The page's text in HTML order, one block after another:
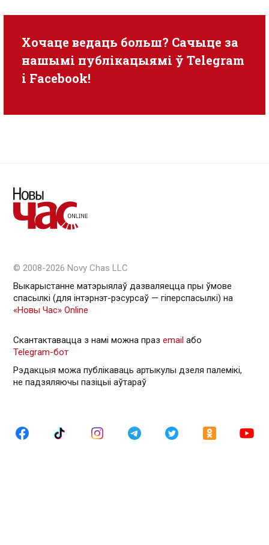
Хочаце ведаць больш? Сачыце за
нашымі публікацыямі ў Telegram
i Facebook!
© 2008-2026 Novy Chas LLC
Выкарыстанне матэрыялаў дазваляецца пры ўмове
спасылкі (для інтэрнэт-рэсурсаў — гiперспасылкi) на
«Новы Час» Online
Скантактавацца з намі можна праз email або
Telegram-бот
Рэдакцыя можа публікаваць артыкулы дзеля палемікі,
не падзяляючы пазіцыі аўтараў